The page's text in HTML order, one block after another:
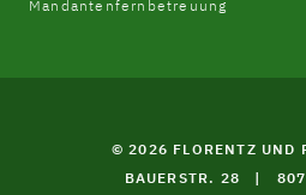
Mandantenfernbetreuung
© 2026 FLORENTZ UND
BAUERSTR. 28
|